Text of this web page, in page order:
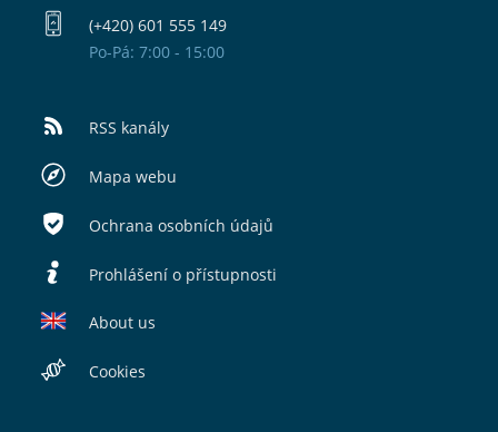
(+420) 601 555 149
Po-Pá: 7:00 - 15:00
RSS kanály
Mapa webu
Ochrana osobních údajů
Prohlášení o přístupnosti
About us
Cookies